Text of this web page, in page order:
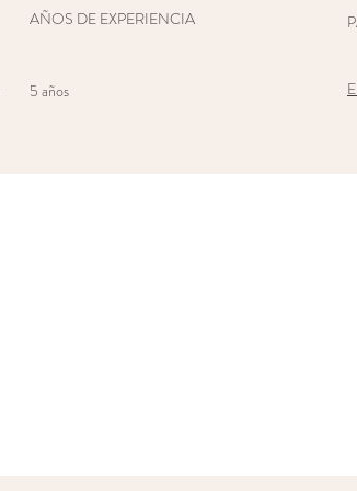
AÑOS DE EXPERIENCIA
5 años